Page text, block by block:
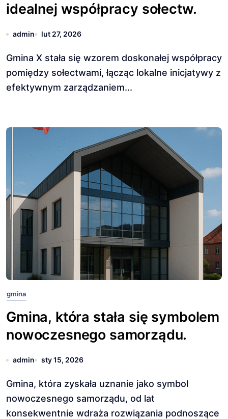
idealnej współpracy sołectw.
admin lut 27, 2026
Gmina X stała się wzorem doskonałej współpracy
pomiędzy sołectwami, łącząc lokalne inicjatywy z
efektywnym zarządzaniem...
gmina
Gmina, która stała się symbolem
nowoczesnego samorządu.
admin sty 15, 2026
Gmina, która zyskała uznanie jako symbol
nowoczesnego samorządu, od lat
konsekwentnie wdraża rozwiązania podnoszące